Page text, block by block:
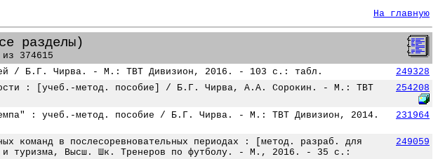
На главную
разделы)
374615
/ Б.Г. Чирва. - М.: ТВТ Дивизион, 2016. - 103 с.: табл.
249328
: [учеб.-метод. пособие] / Б.Г. Чирва, А.А. Сорокин. - М.: ТВТ
254208
: учеб.-метод. пособие / Б.Г. Чирва. - М.: ТВТ Дивизион, 2014.
231964
команд в послесоревновательных периодах : [метод. разраб. для
туризма, Высш. Шк. Тренеров по футболу. - М., 2016. - 35 с.:
249059